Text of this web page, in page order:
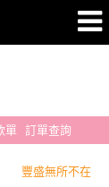
單 訂單查詢
豐盛無所不在